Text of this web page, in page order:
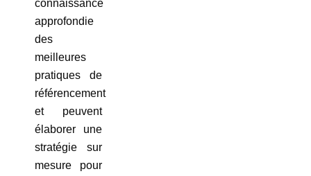
connaissance
approfondie
des
meilleures
pratiques de
référencement
et peuvent
élaborer une
stratégie sur
mesure pour